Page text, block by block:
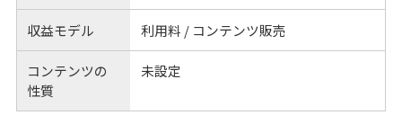
収益モデル 利用料 / コンテンツ販売
コンテンツの
性質
未設定